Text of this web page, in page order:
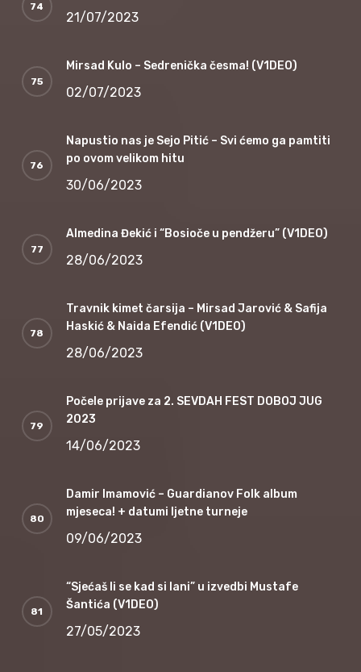
21/07/2023
Mirsad Kulo – Sedrenička česma! (V1DEO)
02/07/2023
Napustio nas je Sejo Pitić – Svi ćemo ga pamtiti
po ovom velikom hitu
30/06/2023
Almedina Đekić i “Bosioče u pendžeru” (V1DEO)
28/06/2023
Travnik kimet čarsija – Mirsad Jarović & Safija
Haskić & Naida Efendić (V1DEO)
28/06/2023
Počele prijave za 2. SEVDAH FEST DOBOJ JUG
2023
14/06/2023
Damir Imamović – Guardianov Folk album
mjeseca! + datumi ljetne turneje
09/06/2023
“Sjećaš li se kad si lani” u izvedbi Mustafe
Šantića (V1DEO)
27/05/2023